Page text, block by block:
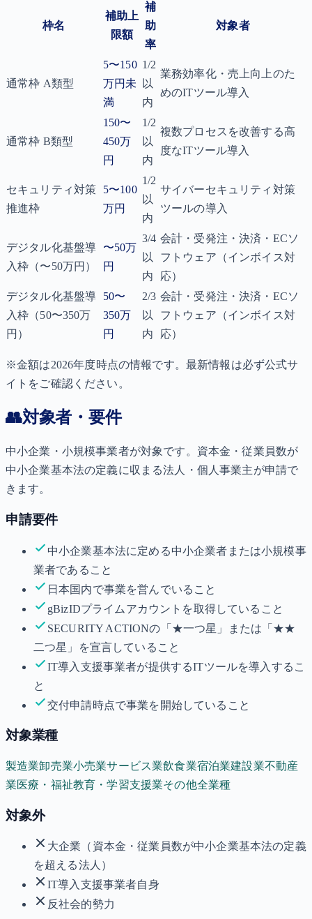
枠名
補助上
限額
補
助
率
対象者
通常枠 A類型
5〜150
万円未
満
1/2
以
内
業務効率化・売上向上のた
めのITツール導入
通常枠 B類型
150〜
450万
円
1/2
以
内
複数プロセスを改善する高
度なITツール導入
セキュリティ対策
推進枠
5〜100
万円
1/2
以
内
サイバーセキュリティ対策
ツールの導入
デジタル化基盤導
入枠（〜50万円）
〜50万
円
3/4
以
内
会計・受発注・決済・ECソ
フトウェア（インボイス対
応）
デジタル化基盤導
入枠（50〜350万
円）
50〜
350万
円
2/3
以
内
会計・受発注・決済・ECソ
フトウェア（インボイス対
応）
※金額は2026年度時点の情報です。最新情報は必ず公式サ
イトをご確認ください。
👥対象者・要件
中小企業・小規模事業者が対象です。資本金・従業員数が
中小企業基本法の定義に収まる法人・個人事業主が申請で
きます。
申請要件
中小企業基本法に定める中小企業者または小規模事
業者であること
日本国内で事業を営んでいること
gBizIDプライムアカウントを取得していること
SECURITY ACTIONの「★一つ星」または「★★
二つ星」を宣言していること
IT導入支援事業者が提供するITツールを導入するこ
と
交付申請時点で事業を開始していること
対象業種
製造業卸売業小売業サービス業飲食業宿泊業建設業不動産
業医療・福祉教育・学習支援業その他全業種
対象外
大企業（資本金・従業員数が中小企業基本法の定義
を超える法人）
IT導入支援事業者自身
反社会的勢力